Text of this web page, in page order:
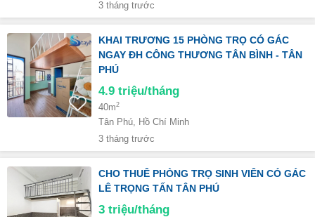
3 tháng trước
KHAI TRƯƠNG 15 PHÒNG TRỌ CÓ GÁC
NGAY ĐH CÔNG THƯƠNG TÂN BÌNH - TÂN
PHÚ
4.9 triệu/tháng
40m2
Tân Phú, Hồ Chí Minh
3 tháng trước
CHO THUÊ PHÒNG TRỌ SINH VIÊN CÓ GÁC
LÊ TRỌNG TẤN TÂN PHÚ
3 triệu/tháng